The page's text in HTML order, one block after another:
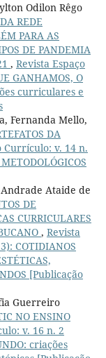
Odilon Rêgo
REDE
PARA AS
DE PANDEMIA
, Revista Espaço
GANHAMOS, O
curriculares e
Fernanda Mello,
DA
Currículo: v. 14 n.
Ataide de
DE
CURRICULARES
, Revista
COTIDIANOS
[Publicação
Guerreiro
NO ENSINO
v. 16 n. 2
criações